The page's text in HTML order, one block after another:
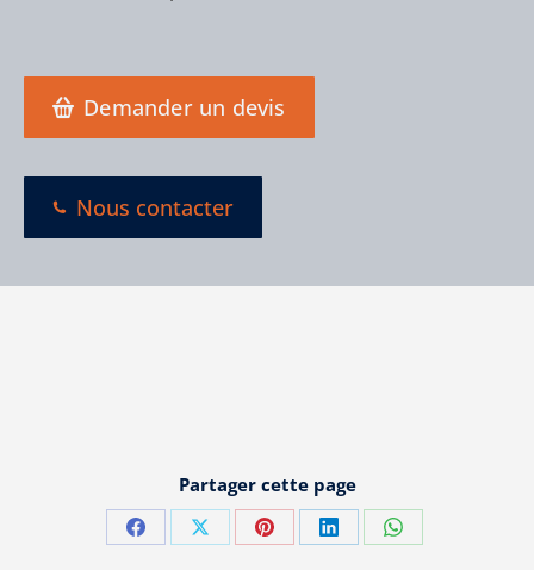
Demander un devis
Nous contacter
Partager cette page
PartagerPartagerPartagerPartagerPartager